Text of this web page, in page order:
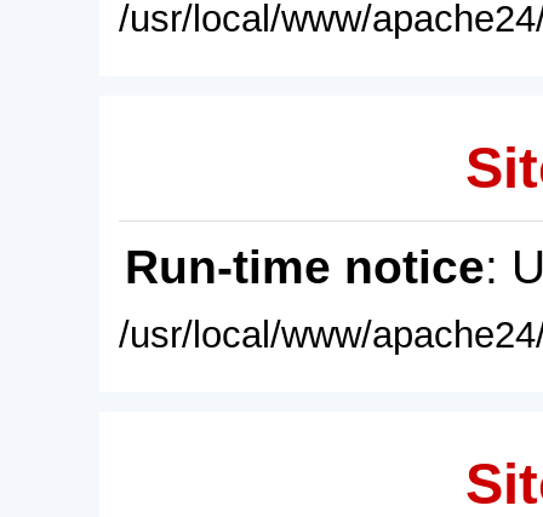
/usr/local/www/
Run-time notice:
/usr/local/www/